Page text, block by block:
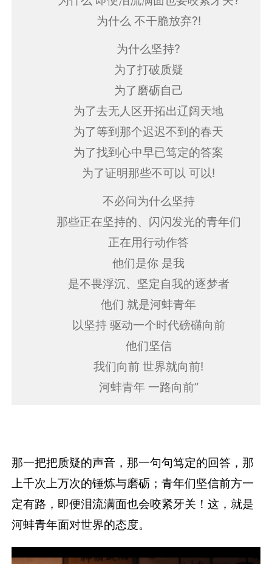
为什么 不干脆放弃?!
为什么坚持?
为了打破质疑
为了磨砺自己
为了去无人区开拓出辽阔天地
为了等到那个迟迟不到的春天
为了找到心中早已笃定的答案
为了证明那些不可以 可以!
不必问为什么坚持
那些正在坚持的、闪闪发光的青年们
正在用行动作答
他们是你 是我
是不畏浮沉、坚定自我的逐梦者
他们 就是河蚌青年
以坚持 驱动一个时代磅礴向前
他们坚信
我们向前 世界就向前!
河蚌青年 一路向前”
那一把把质疑的声音，那一句句笃定的回答，那
上千次上万次的锤炼与磨砺；青年们坚信前方一
定有路，即便泪流满面也会咬紧牙关！这，就是
河蚌青年面对世界的态度。